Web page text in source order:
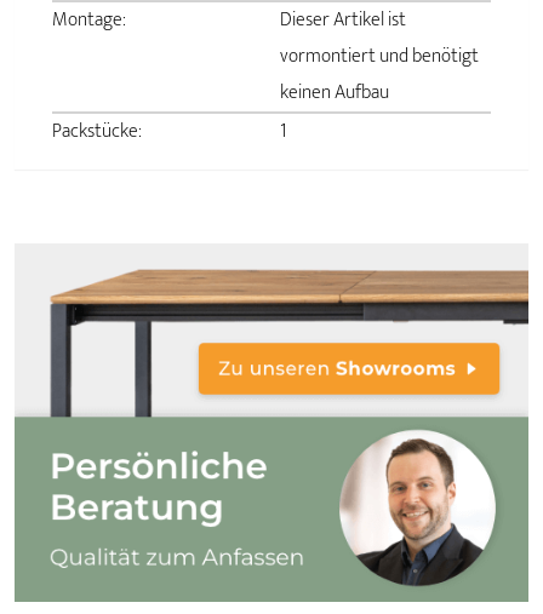
Montage:
Dieser Artikel ist
vormontiert und benötigt
keinen Aufbau
Packstücke:
1